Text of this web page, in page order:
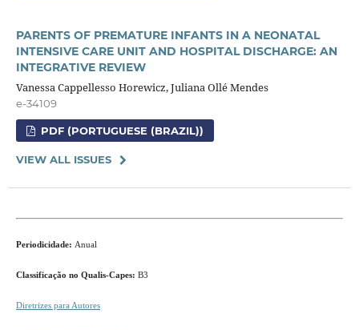
PARENTS OF PREMATURE INFANTS IN A NEONATAL
INTENSIVE CARE UNIT AND HOSPITAL DISCHARGE: AN
INTEGRATIVE REVIEW
Vanessa Cappellesso Horewicz, Juliana Ollé Mendes
e-34109
PDF (PORTUGUESE (BRAZIL))
VIEW ALL ISSUES
Periodicidade: Anual
Classificação no Qualis-Capes: B3
Diretrizes para Autores